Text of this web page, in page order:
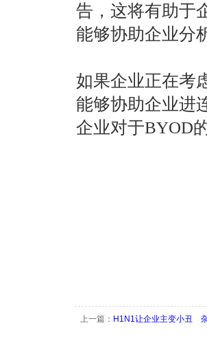
告，这将有助于
能够协助企业分
如果企业正在考
能够协助企业进
企业对于BYOD
上一篇： H1N1让企业主变小丑